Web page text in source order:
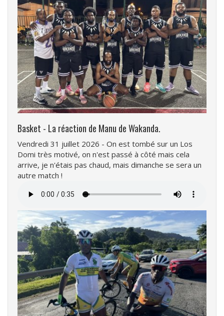
Basket - La réaction de Manu de Wakanda.
Vendredi 31 juillet 2026 - On est tombé sur un Los
Domi très motivé, on n'est passé à côté mais cela
arrive, je n'étais pas chaud, mais dimanche se sera un
autre match !
audio